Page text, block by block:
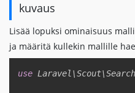
kuvaus
Lisää lopuksi ominaisuus
ja määritä kullekin mallille
use Laravel \Scout\